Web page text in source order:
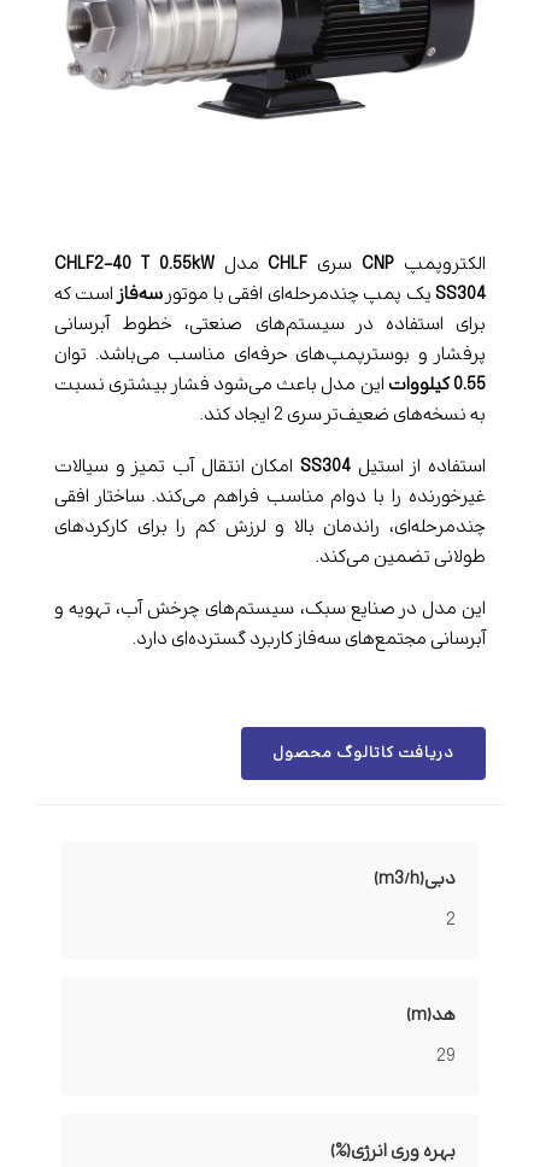
الکتروپمپ CNPسری CHLFمدلCHLF2-40 T 0.55kW
SS304یک پمپ چندمرحله‌ای افقی با موتورسه‌فازاست که
برای استفاده در سیستم‌های صنعتی، خطوط آبرسانی
پرفشار و بوسترپمپ‌های حرفه‌ای مناسب می‌باشد. توان
0.55 کیلووات
این مدل باعث می‌شود فشار بیشتری نسبت
به نسخه‌های ضعیف‌تر سری 2 ایجاد کند.
استفاده از استیل SS304امکان انتقال آب تمیز و سیالات
غیرخورنده را با دوام مناسب فراهم می‌کند. ساختار افقی
چندمرحله‌ای، راندمان بالا و لرزش کم را برای کارکردهای
طولانی تضمین می‌کند.
این مدل در صنایع سبک، سیستم‌های چرخش آب، تهویه و
آبرسانی مجتمع‌های سه‌فاز کاربرد گسترده‌ای دارد.
دریافت کاتالوگ محصول
دبی(m3/h)
2
هد(m)
29
بهره وری انرژی(%)